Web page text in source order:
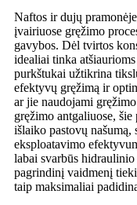
Naftos ir dujų pramonėje
įvairiuose gręžimo
gavybos. Dėl tvirtos
idealiai tinka
purkštukai užtikrina
efektyvų gręžimą ir
ar jie naudojami
gręžimo antgaliuose,
išlaiko pastovų našumą,
eksploatavimo
labai svarbūs
pagrindinį vaidmenį
taip maksimaliai